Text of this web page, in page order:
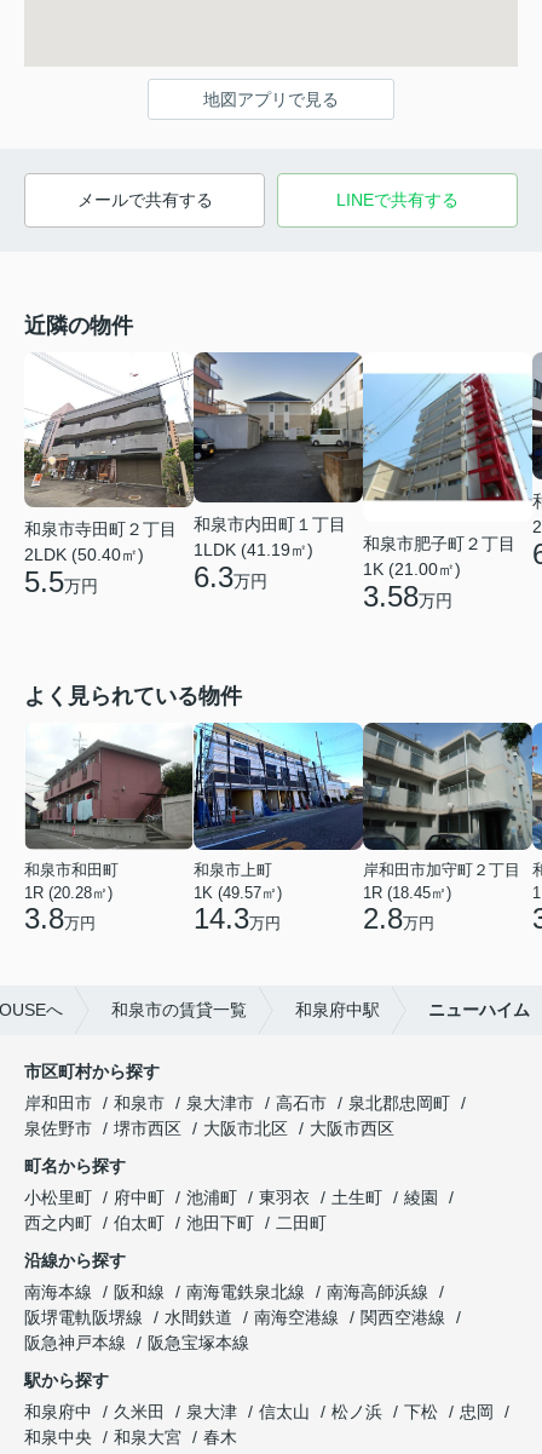
地図アプリで見る
メールで共有する LINEで共有する
近隣の物件
和泉市寺田町２丁目
2LDK (50.40㎡)
5.5万円
和泉市内田町１丁目
1LDK (41.19㎡)
6.3万円
和泉市肥子町２丁目
1K (21.00㎡)
3.58万円
よく見られている物件
和泉市和田町
1R (20.28㎡)
3.8万円
和泉市上町
1K (49.57㎡)
14.3万円
岸和田市加守町２丁目
1R (18.45㎡)
2.8万円
へ 和泉市の賃貸一覧 和泉府中駅 ニューハイム
市区町村から探す
岸和田市
和泉市 泉大津市 高石市
泉北郡忠岡町
泉佐野市
堺市西区 大阪市北区
大阪市西区
町名から探す
小松里町
府中町 池浦町 東羽衣 土生町
綾園
西之内町
伯太町 池田下町
二田町
沿線から探す
南海本線
阪和線 南海電鉄泉北線
南海高師浜線
阪堺電軌阪堺線
水間鉄道 南海空港線
関西空港線
阪急神戸本線
阪急宝塚本線
駅から探す
和泉府中
久米田 泉大津 信太山 松ノ浜 下松
忠岡
和泉中央
和泉大宮 春木